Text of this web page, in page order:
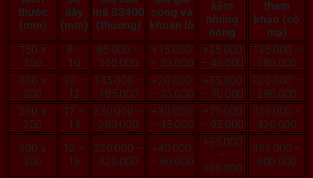
thước
(mm)
dày
(mm)
mã SS400
(thường)
công và
khoan lỗ
kẽm
nhúng
nóng
tham
khảo (có
mạ)
150 x
150
8 –
10
85.000 –
110.000
+15.000
– 25.000
+35.000
– 45.000
135.000 –
180.000
200 x
200
10 –
12
145.000 –
185.000
+20.000
– 35.000
+55.000
– 70.000
220.000 –
290.000
250 x
250
12 –
14
230.000 –
280.000
+30.000
– 45.000
+75.000
– 95.000
335.000 –
420.000
300 x
300
12 –
16
320.000 –
420.000
+40.000
– 60.000
+95.000
–
120.000
455.000 –
600.000